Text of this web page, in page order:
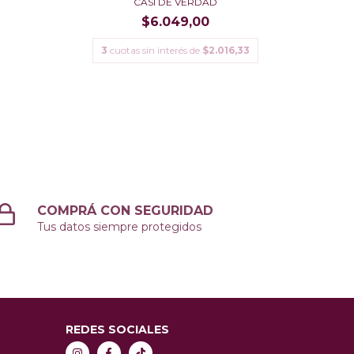
$6.049,00
3 cuotas sin interés de $2.016,33
COMPRÁ CON SEGURIDAD
Tus datos siempre protegidos
REDES SOCIALES